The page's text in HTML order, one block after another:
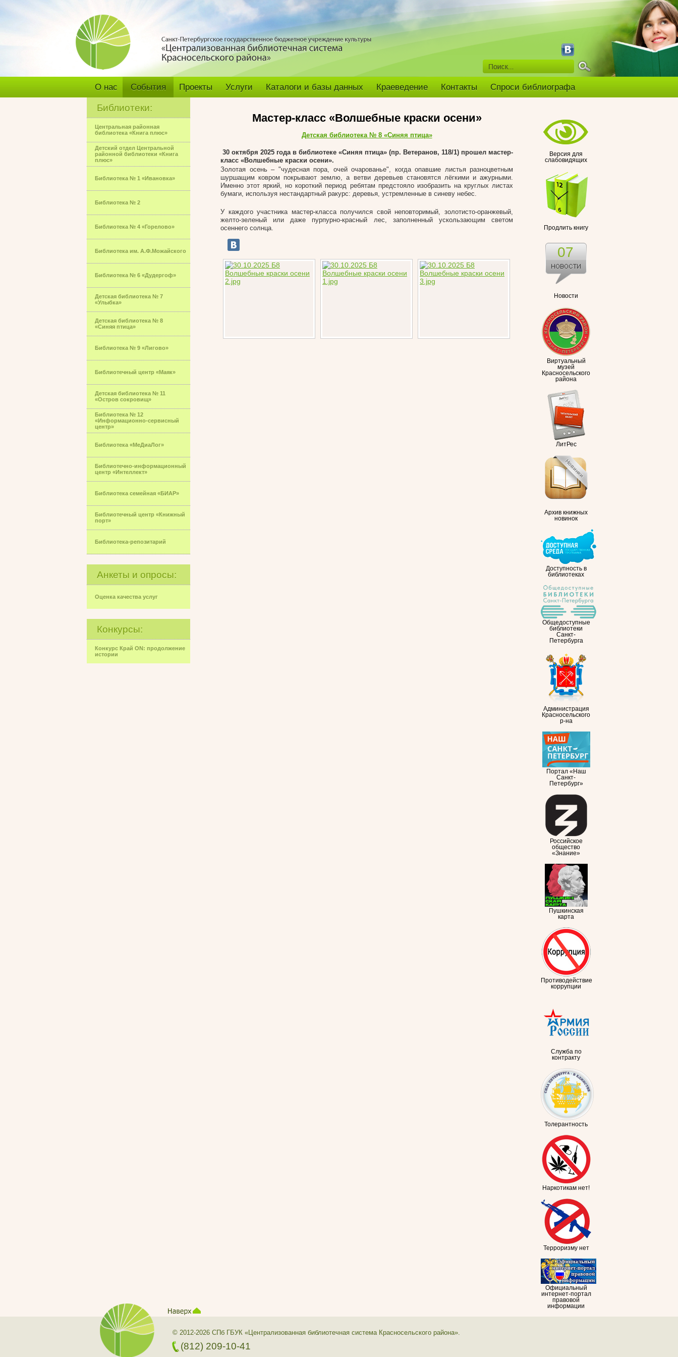
О нас События Проекты Услуги Каталоги и базы данных Краеведение Контакты Спроси библиографа
Библиотеки:
Центральная районная
библиотека «Книга плюс»
Детский отдел Центральной
районной библиотеки «Книга
плюс»
Библиотека № 1 «Ивановка»
Библиотека № 2
Библиотека № 4 «Горелово»
Библиотека им. А.Ф.Можайского
Библиотека № 6 «Дудергоф»
Детская библиотека № 7
«Улыбка»
Детская библиотека № 8
«Синяя птица»
Библиотека № 9 «Лигово»
Библиотечный центр «Маяк»
Детская библиотека № 11
«Остров сокровищ»
Библиотека № 12
«Информационно-сервисный
центр»
Библиотека «МеДиаЛог»
Библиотечно-информационный
центр «Интеллект»
Библиотека семейная «БИАР»
Библиотечный центр «Книжный
порт»
Библиотека-репозитарий
Анкеты и опросы:
Оценка качества услуг
Конкурсы:
Конкурс Край ON: продолжение
истории
Версия для
слабовидящих
Продлить книгу
Новости
07
Виртуальный
музей
Красносельского
района
ЛитРес
Архив книжных
новинок
Доступность в
библиотеках
Общедоступные
библиотеки
Санкт-
Петербурга
Администрация
Красносельского
р-на
Портал «Наш
Санкт-
Петербург»
Российское
общество
«Знание»
Пушкинская
карта
Противодействие
коррупции
Служба по
контракту
Толерантность
Наркотикам нет!
Терроризму нет
Официальный
интернет-портал
правовой
информации
Мастер-класс «Волшебные краски осени»
Детская библиотека № 8 «Синяя птица»
30 октября 2025 года в библиотеке «Синяя птица» (пр. Ветеранов, 118/1) прошел мастер-
класс «Волшебные краски осени».
Золотая осень – "чудесная пора, очей очарованье", когда опавшие листья разноцветным
шуршащим ковром покрывают землю, а ветви деревьев становятся лёгкими и ажурными.
Именно этот яркий, но короткий период ребятам предстояло изобразить на круглых листах
бумаги, используя нестандартный ракурс: деревья, устремленные в синеву небес.
У каждого участника мастер-класса получился свой неповторимый, золотисто-оранжевый,
желто-зеленый или даже пурпурно-красный лес, заполненный ускользающим светом
осеннего солнца.
© 2012-2026 СПб ГБУК «Централизованная библиотечная система Красносельского района».
(812) 209-10-41